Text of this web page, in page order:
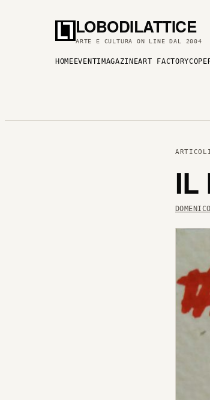
LOBODILATTICE
ARTE E CULTURA ON LINE DAL 2004
HOME EVENTI MAGAZINEART FACTORY
IL